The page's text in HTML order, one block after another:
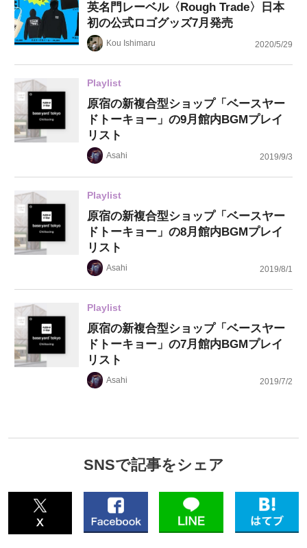
英名門レーベル〈Rough Trade〉日本
初の公式ロゴグッズ7月発売
Kou Ishimaru 2020/5/29
Playlist
原宿の新複合型ショップ「ベースヤー
ドトーキョー」の9月館内BGMプレイ
リスト
Asahi 2019/9/3
Playlist
原宿の新複合型ショップ「ベースヤー
ドトーキョー」の8月館内BGMプレイ
リスト
Asahi 2019/8/1
Playlist
原宿の新複合型ショップ「ベースヤー
ドトーキョー」の7月館内BGMプレイ
リスト
Asahi 2019/7/2
SNSで記事をシェア